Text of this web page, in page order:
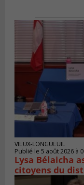
VIEUX-LONGUEUIL
Publié le 5 août 2026 à
Lysa Bélaicha
citoyens du